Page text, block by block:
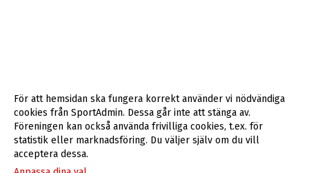
För att hemsidan ska fungera korrekt använder vi nödvändiga
cookies från SportAdmin. Dessa går inte att stänga av.
Föreningen kan också använda frivilliga cookies, t.ex. för
statistik eller marknadsföring. Du väljer själv om du vill
acceptera dessa.